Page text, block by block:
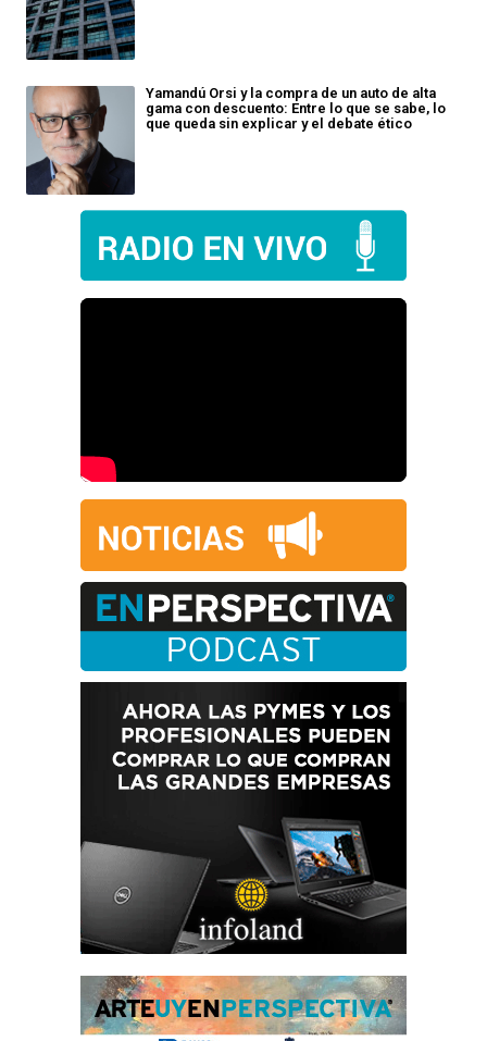
Yamandú Orsi y la compra de un auto de alta
gama con descuento: Entre lo que se sabe, lo
que queda sin explicar y el debate ético